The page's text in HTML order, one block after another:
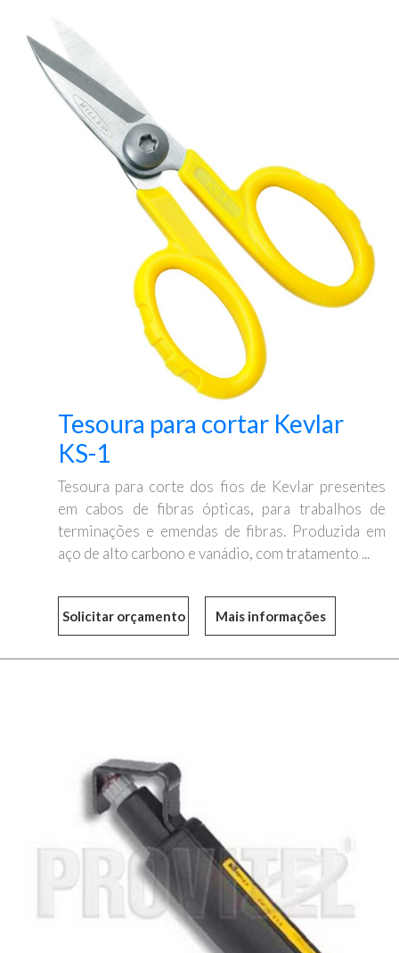
Tesoura para cortar Kevlar
KS-1
Tesoura para corte dos fios de Kevlar presentes
em cabos de fibras ópticas, para trabalhos de
terminações e emendas de fibras. Produzida em
aço de alto carbono e vanádio, com tratamento ...
Mais informações